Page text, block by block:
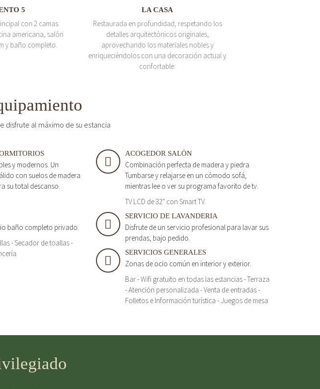
5
con 2 camas
americana, salón
y baño completo.
LA CASA
Restaurada en profundidad, respetando los
detalles arquitectónicos originales,
aprovechando los materiales nobles y
enriqueciéndolos con una decoración actual y
confortable.
disfrute al máximo de su estancia
y modernos. Un
con suelos de madera
su total descanso.
ACOGEDOR SALÓN
Combinación perfecta de madera y piedra.
Tumbarse y relajarse en un cómodo sofá,
mientras lee o ver su programa favorito de tv.
TV LCD de 32" con Smart TV.
baño completo privado.
- Secador de toallas -
SERVICIO DE LAVANDERIA
Disfrute de un servicio profesional para lavar sus
prendas, bajo pedido.
SERVICIOS GENERALES
Zonas de ocio común en interior y exterior.
Bar - Wifi gratuito en todas las estancias - Terraza
- Atención personalizada - Venta de entradas -
Folletos e Información turística - Juegos de mesa